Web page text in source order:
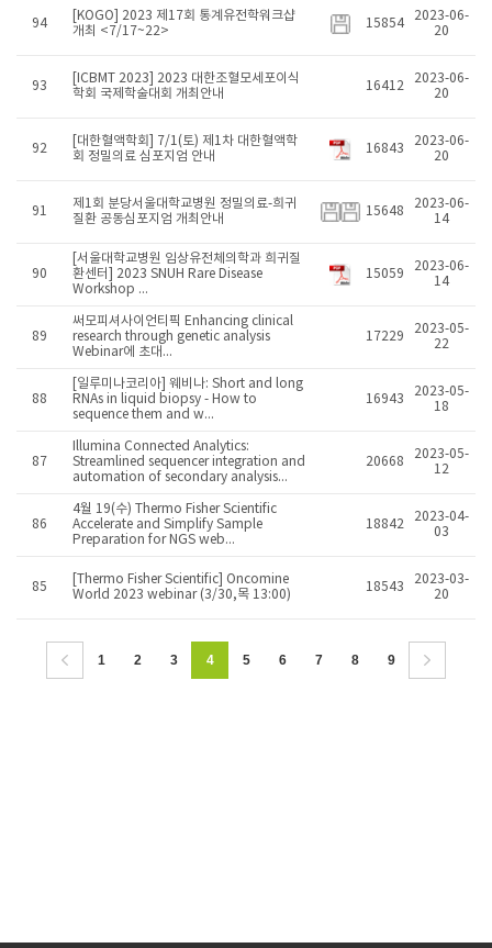
94
[KOGO] 2023 제17회 통계유전학워크샵
개최 <7/17~22>
15854
2023-06-
20
93
[ICBMT 2023] 2023 대한조혈모세포이식
학회 국제학술대회 개최안내
16412
2023-06-
20
92
[대한혈액학회] 7/1(토) 제1차 대한혈액학
회 정밀의료 심포지엄 안내
16843
2023-06-
20
91
제1회 분당서울대학교병원 정밀의료-희귀
질환 공동심포지엄 개최안내
15648
2023-06-
14
90
[서울대학교병원 임상유전체의학과 희귀질
환센터] 2023 SNUH Rare Disease
Workshop ...
15059
2023-06-
14
89
써모피셔사이언티픽 Enhancing clinical
research through genetic analysis
Webinar에 초대...
17229
2023-05-
22
88
[일루미나코리아] 웨비나: Short and long
RNAs in liquid biopsy - How to
sequence them and w...
16943
2023-05-
18
87
Illumina Connected Analytics:
Streamlined sequencer integration and
automation of secondary analysis...
20668
2023-05-
12
86
4월 19(수) Thermo Fisher Scientific
Accelerate and Simplify Sample
Preparation for NGS web...
18842
2023-04-
03
85
[Thermo Fisher Scientific] Oncomine
World 2023 webinar (3/30,목 13:00)
18543
2023-03-
20
1 2 3 4 5 6 7 8 9